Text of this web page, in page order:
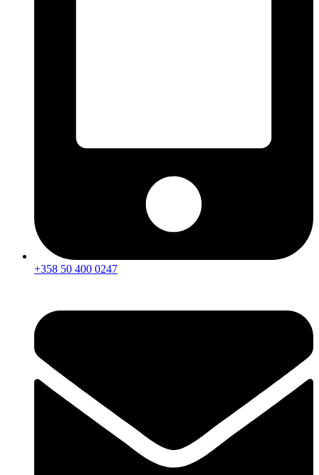
+358 50 400 0247